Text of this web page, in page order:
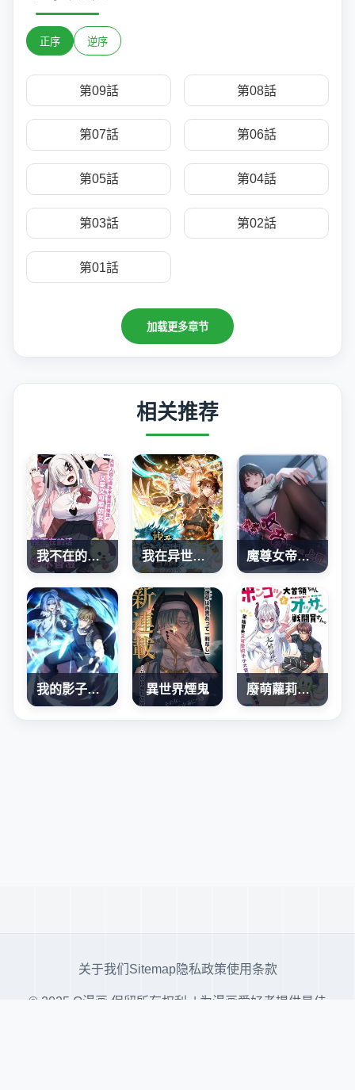
正序 逆序
第09話 第08話
第07話 第06話
第05話 第04話
第03話 第02話
第01話
加载更多章节
相关推荐
我不在的話就立刻××的儚木香澄 我在异世界当NPC（正式版） 魔尊女帝穿越成我上司
我的影子是萝莉 異世界煙鬼 廢萌蘿莉大首領和她的大叔部下
关于我们 Sitemap隐私政策使用条款
© 2025 Q漫画 保留所有权利. | 为漫画爱好者提供最佳